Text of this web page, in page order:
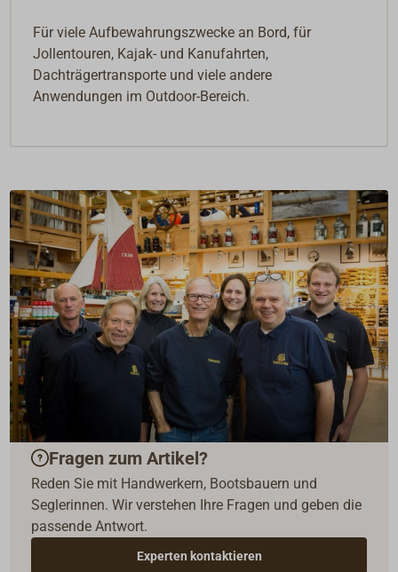
Für viele Aufbewahrungszwecke an Bord, für
Jollentouren, Kajak- und Kanufahrten,
Dachträgertransporte und viele andere
Anwendungen im Outdoor-Bereich.
Fragen zum Artikel?
Reden Sie mit Handwerkern, Bootsbauern und
Seglerinnen. Wir verstehen Ihre Fragen und geben die
passende Antwort.
Experten kontaktieren